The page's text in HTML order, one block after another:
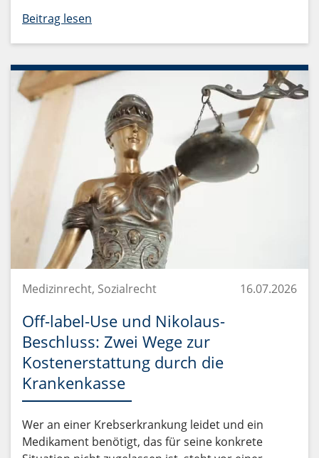
Beitrag lesen
Medizinrecht, Sozialrecht 16.07.2026
Off-label-Use und Nikolaus-
Beschluss: Zwei Wege zur
Kostenerstattung durch die
Krankenkasse
Wer an einer Krebserkrankung leidet und ein
Medikament benötigt, das für seine konkrete